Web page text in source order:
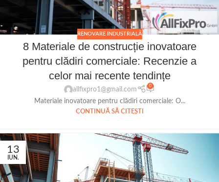
RENOVARE INDUSTRIALĂ
8 Materiale de construcție inovatoare
pentru clădiri comerciale: Recenzie a
celor mai recente tendințe
allfixpro1@gmail.com
0
Materiale inovatoare pentru clădiri comerciale: O...
CONTINUĂ SĂ CITEȘTI
13
IUN.